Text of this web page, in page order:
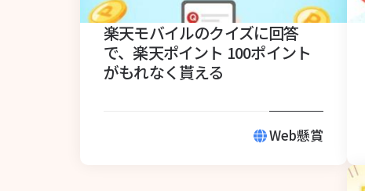
楽天モバイルのクイズに回答
で、楽天ポイント 100ポイント
がもれなく貰える
Web懸賞